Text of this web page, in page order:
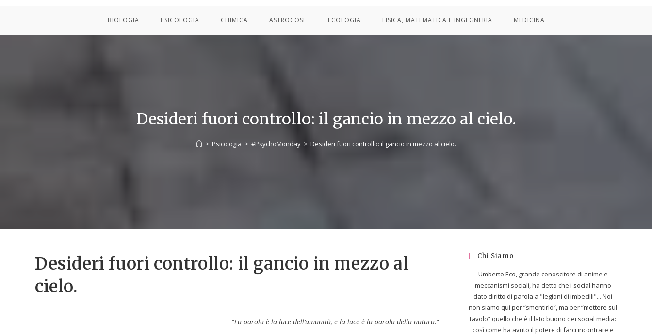
BIOLOGIA PSICOLOGIA CHIMICA ASTROCOSE ECOLOGIA FISICA, MATEMATICA E INGEGNERIA MEDICINA
Desideri fuori controllo: il gancio in mezzo al cielo.
> Psicologia > #PsychoMonday > Desideri fuori controllo: il gancio in mezzo al cielo.
Desideri fuori controllo: il gancio in mezzo al
cielo.
“La parola è la luce dell’umanità, e la luce è la parola della natura.”
Chi Siamo
Umberto Eco, grande conoscitore di anime e
meccanismi sociali, ha detto che i social hanno
dato diritto di parola a "legioni di imbecilli"... Noi
non siamo qui per “smentirlo”, ma per “mettere sul
tavolo” quello che è il lato buono dei social media:
così come ha avuto il potere di farci incontrare e